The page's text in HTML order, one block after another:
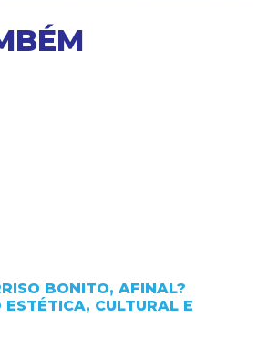
BONITO, AFINAL?
ESTÉTICA, CULTURAL E